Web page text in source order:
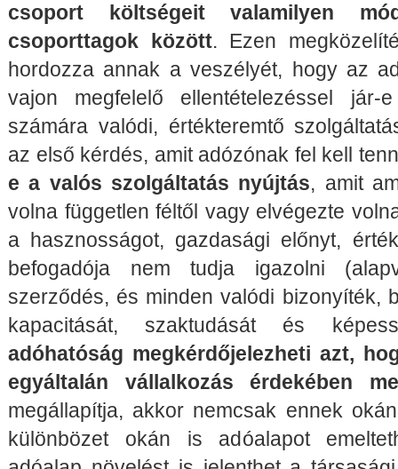
csoport költségeit valamilyen
csoporttagok között. Ezen
hordozza annak a veszélyét, hogy az
vajon megfelelő ellentételezéssel
számára valódi, értékteremtő
az első kérdés, amit adózónak fel kell
e a valós szolgáltatás nyújtás, amit
volna független féltől vagy elvégezte
a hasznosságot, gazdasági előnyt,
befogadója nem tudja igazolni
szerződés, és minden valódi bizonyíték,
kapacitását, szaktudását és
adóhatóság megkérdőjelezheti azt,
egyáltalán vállalkozás érdekében
megállapítja, akkor nemcsak ennek
különbözet okán is adóalapot